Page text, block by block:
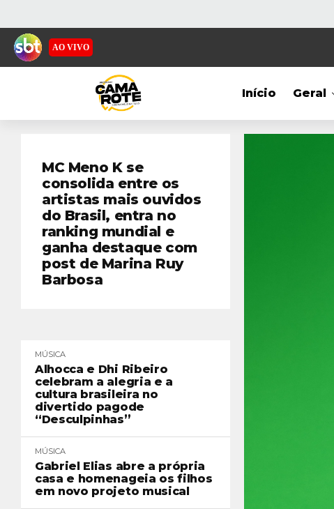
AO VIVO
Início Geral
MC Meno K se
consolida entre os
artistas mais ouvidos
do Brasil, entra no
ranking mundial e
ganha destaque com
post de Marina Ruy
Barbosa
MÚSICA
Alhocca e Dhi Ribeiro
celebram a alegria e a
cultura brasileira no
divertido pagode
“Desculpinhas”
MÚSICA
Gabriel Elias abre a própria
casa e homenageia os filhos
em novo projeto musical